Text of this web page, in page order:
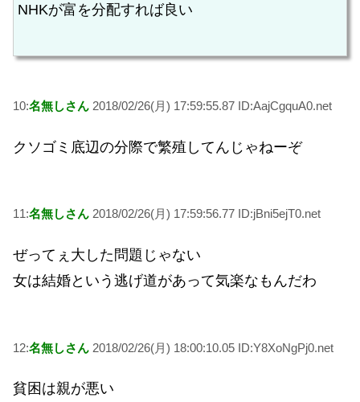
NHKが富を分配すれば良い
10:名無しさん 2018/02/26(月) 17:59:55.87 ID:AajCgquA0.net
クソゴミ底辺の分際で繁殖してんじゃねーぞ
11:名無しさん 2018/02/26(月) 17:59:56.77 ID:jBni5ejT0.net
ぜってぇ大した問題じゃない
女は結婚という逃げ道があって気楽なもんだわ
12:名無しさん 2018/02/26(月) 18:00:10.05 ID:Y8XoNgPj0.net
貧困は親が悪い